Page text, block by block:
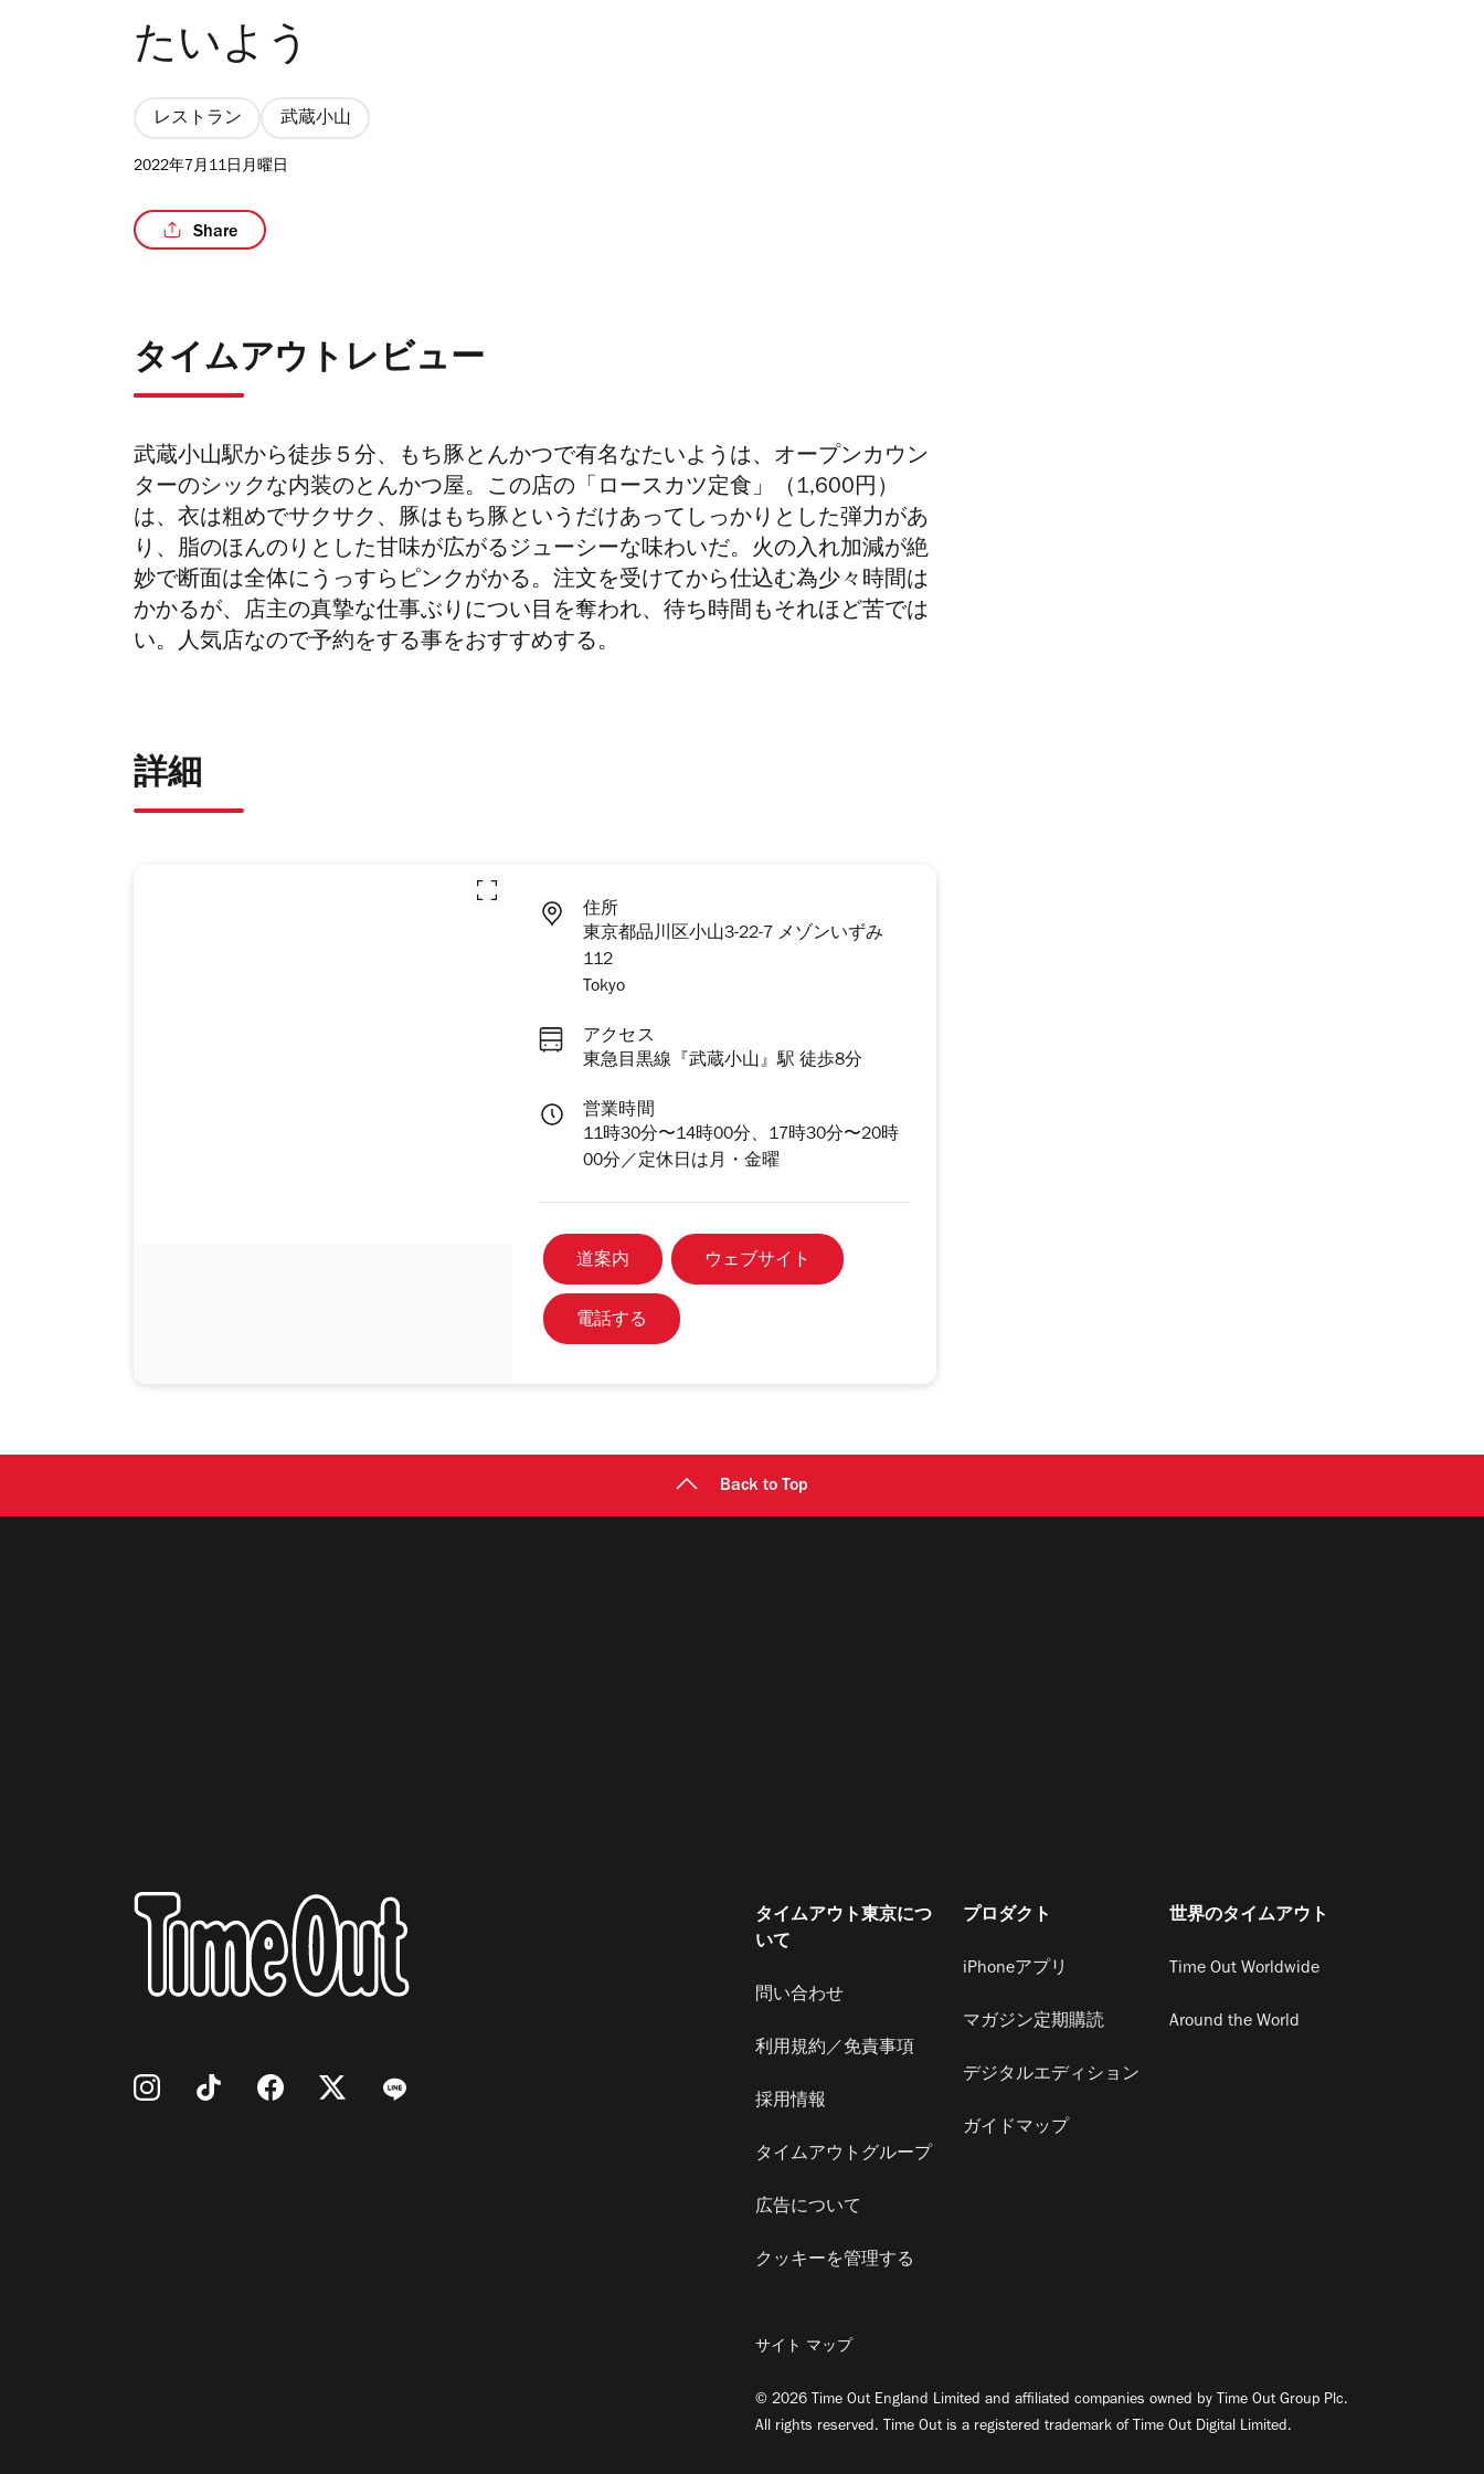
たいよう
レストラン 武蔵小山
2022年7月11日月曜日
Share
タイムアウトレビュー
武蔵小山駅から徒歩５分、もち豚とんかつで有名なたいようは、オープンカウン
ターのシックな内装のとんかつ屋。この店の「ロースカツ定食」（1,600円）
は、衣は粗めでサクサク、豚はもち豚というだけあってしっかりとした弾力があ
り、脂のほんのりとした甘味が広がるジューシーな味わいだ。火の入れ加減が絶
妙で断面は全体にうっすらピンクがかる。注文を受けてから仕込む為少々時間は
かかるが、店主の真摯な仕事ぶりについ目を奪われ、待ち時間もそれほど苦では
い。人気店なので予約をする事をおすすめする。
詳細
住所
東京都品川区小山3-22-7 メゾンいずみ
112
Tokyo
アクセス
東急目黒線『武蔵小山』駅 徒歩8分
営業時間
11時30分〜14時00分、17時30分〜20時
00分／定休日は月・金曜
道案内 ウェブサイト
電話する
Back to Top
タイムアウト東京につ
いて
問い合わせ
利用規約／免責事項
採用情報
タイムアウトグループ
広告について
クッキーを管理する
プロダクト
iPhoneアプリ
マガジン定期購読
デジタルエディション
ガイドマップ
世界のタイムアウト
Time Out Worldwide
Around the World
サイト マップ
© 2026 Time Out England Limited and affiliated companies owned by Time Out Group Plc.
All rights reserved. Time Out is a registered trademark of Time Out Digital Limited.